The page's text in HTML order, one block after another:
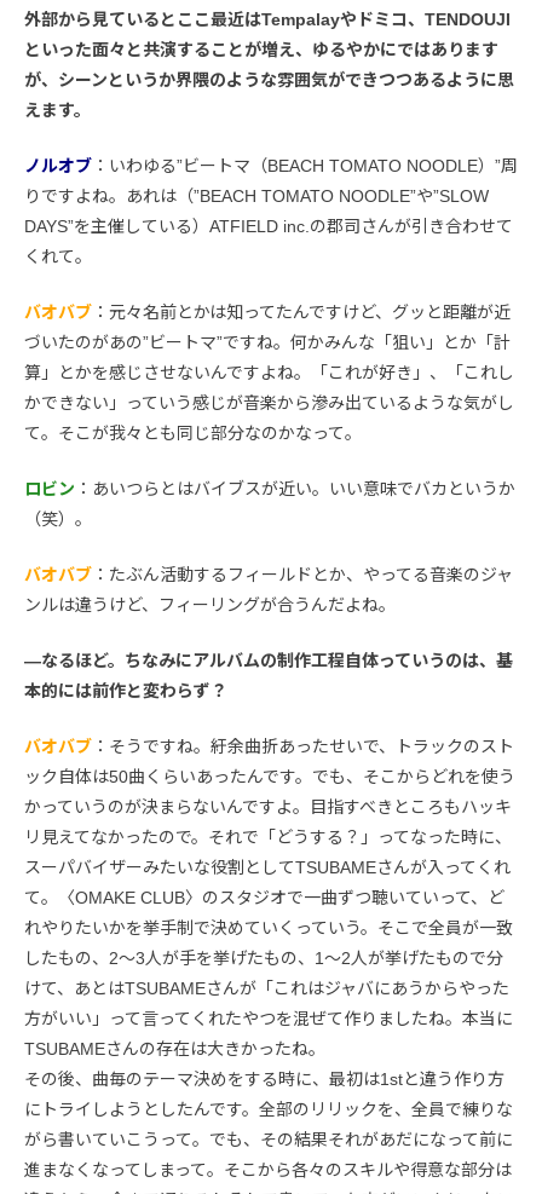
外部から見ているとここ最近はTempalayやドミコ、TENDOUJI
といった面々と共演することが増え、ゆるやかにではあります
が、シーンというか界隈のような雰囲気ができつつあるように思
えます。
ノルオブ ：いわゆる”ビートマ（BEACH TOMATO NOODLE）”周
りですよね。あれは（”BEACH TOMATO NOODLE”や”SLOW
DAYS”を主催している）ATFIELD inc.の郡司さんが引き合わせて
くれて。
バオバブ ：元々名前とかは知ってたんですけど、グッと距離が近
づいたのがあの”ビートマ”ですね。何かみんな「狙い」とか「計
算」とかを感じさせないんですよね。「これが好き」、「これし
かできない」っていう感じが音楽から滲み出ているような気がし
て。そこが我々とも同じ部分なのかなって。
ロビン ：あいつらとはバイブスが近い。いい意味でバカというか
（笑）。
バオバブ ：たぶん活動するフィールドとか、やってる音楽のジャ
ンルは違うけど、フィーリングが合うんだよね。
―なるほど。ちなみにアルバムの制作工程自体っていうのは、基
本的には前作と変わらず？
バオバブ ：そうですね。紆余曲折あったせいで、トラックのスト
ック自体は50曲くらいあったんです。でも、そこからどれを使う
かっていうのが決まらないんですよ。目指すべきところもハッキ
リ見えてなかったので。それで「どうする？」ってなった時に、
スーパバイザーみたいな役割としてTSUBAMEさんが入ってくれ
て。〈OMAKE CLUB〉のスタジオで一曲ずつ聴いていって、ど
れやりたいかを挙手制で決めていくっていう。そこで全員が一致
したもの、2〜3人が手を挙げたもの、1〜2人が挙げたもので分
けて、あとはTSUBAMEさんが「これはジャバにあうからやった
方がいい」って言ってくれたやつを混ぜて作りましたね。本当に
TSUBAMEさんの存在は大きかったね。
その後、曲毎のテーマ決めをする時に、最初は1stと違う作り方
にトライしようとしたんです。全部のリリックを、全員で練りな
がら書いていこうって。でも、その結果それがあだになって前に
進まなくなってしまって。そこから各々のスキルや得意な部分は